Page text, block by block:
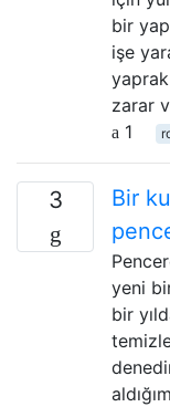
bir
işe
zarar
1
3
Bir
yeni
bir